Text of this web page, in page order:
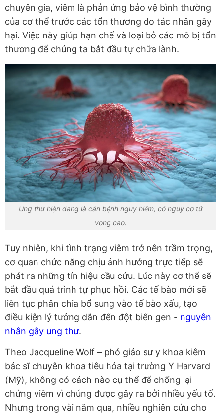
chuyên gia, viêm là phản ứng bảo vệ bình thường
của cơ thể trước các tổn thương do tác nhân gây
hại. Việc này giúp hạn chế và loại bỏ các mô bị tổn
thương để chúng ta bắt đầu tự chữa lành.
Ung thư hiện đang là căn bệnh nguy hiểm, có nguy cơ tử
vong cao.
Tuy nhiên, khi tình trạng viêm trở nên trầm trọng,
cơ quan chức năng chịu ảnh hưởng trực tiếp sẽ
phát ra những tín hiệu cầu cứu. Lúc này cơ thể sẽ
bắt đầu quá trình tự phục hồi. Các tế bào mới sẽ
liên tục phân chia bổ sung vào tế bào xấu, tạo
điều kiện lý tưởng dẫn đến đột biến gen - nguyên
nhân gây ung thư.
Theo Jacqueline Wolf – phó giáo sư y khoa kiêm
bác sĩ chuyên khoa tiêu hóa tại trường Y Harvard
(Mỹ), không có cách nào cụ thể để chống lại
chứng viêm vì chúng được gây ra bởi nhiều yếu tố.
Nhưng trong vài năm qua, nhiều nghiên cứu cho